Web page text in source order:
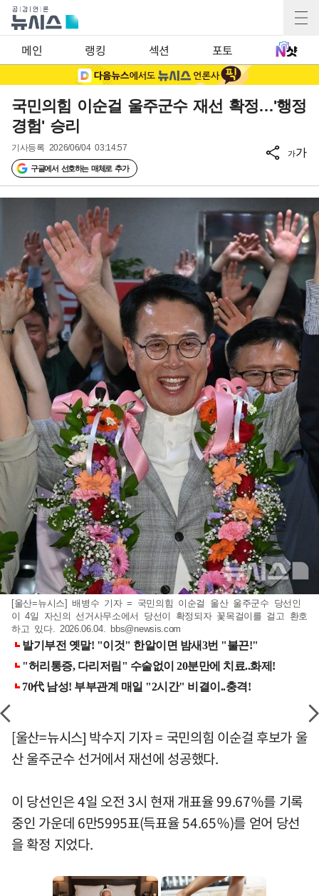
메인 랭킹 섹션 포토
국민의힘 이순걸 울주군수 재선 확정…'행정
경험' 승리
기사등록 2026/06/04 03:14:57
구글에서 선호하는 매체로 추가
가가
[울산=뉴시스] 배병수 기자 = 국민의힘 이순걸 울산 울주군수 당선인
이 4일 자신의 선거사무소에서 당선이 확정되자 꽃목걸이를 걸고 환호
하고 있다. 2026.06.04.
bbs@newsis.com
[울산=뉴시스] 박수지 기자 = 국민의힘 이순걸 후보가 울
산 울주군수 선거에서 재선에 성공했다.
이 당선인은 4일 오전 3시 현재 개표율 99.67％를 기록
중인 가운데 6만5995표(득표율 54.65％)를 얻어 당선
을 확정 지었다.